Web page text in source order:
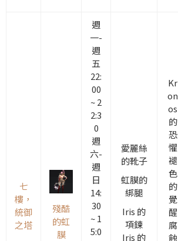
七
樓，
統御
之塔
殘酷
的虹
膜
週
一-
週
五
22:
00
~ 2
2:3
0
週
六-
週
日
14:
30
~ 1
5:0
愛麗絲
的靴子
虹膜的
綁腿
Iris 的
項鍊
Iris 的
Kr
on
os
的
恐
懼
褪
色
的
覺
醒
腐
蝕